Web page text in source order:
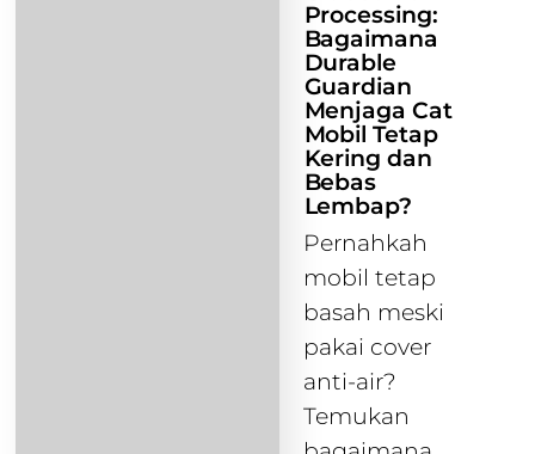
Processing:
Bagaimana
Durable
Guardian
Menjaga Cat
Mobil Tetap
Kering dan
Bebas
Lembap?
Pernahkah
mobil tetap
basah meski
pakai cover
anti-air?
Temukan